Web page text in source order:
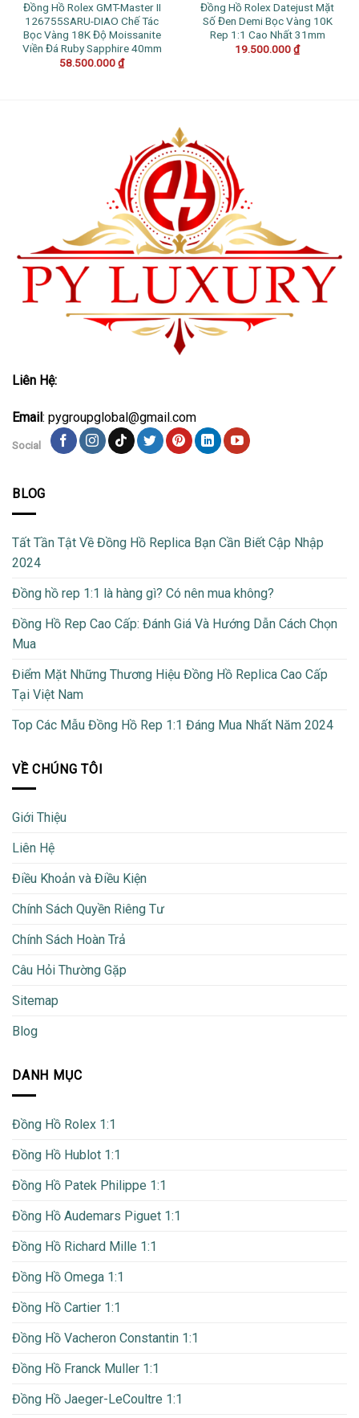
Đồng Hồ Rolex GMT-Master II
126755SARU-DIAO Chế Tác
Bọc Vàng 18K Độ Moissanite
Viền Đá Ruby Sapphire 40mm
58.500.000₫
Đồng Hồ Rolex Datejust Mặt
Số Đen Demi Bọc Vàng 10K
Rep 1:1 Cao Nhất 31mm
19.500.000₫
Liên Hệ:
Email: pygroupglobal@gmail.com
Social
BLOG
Tất Tần Tật Về Đồng Hồ Replica Bạn Cần Biết Cập Nhập
2024
Đồng hồ rep 1:1 là hàng gì? Có nên mua không?
Đồng Hồ Rep Cao Cấp: Đánh Giá Và Hướng Dẫn Cách Chọn
Mua
Điểm Mặt Những Thương Hiệu Đồng Hồ Replica Cao Cấp
Tại Việt Nam
Top Các Mẫu Đồng Hồ Rep 1:1 Đáng Mua Nhất Năm 2024
VỀ CHÚNG TÔI
Giới Thiệu
Liên Hệ
Điều Khoản và Điều Kiện
Chính Sách Quyền Riêng Tư
Chính Sách Hoàn Trả
Câu Hỏi Thường Gặp
Sitemap
Blog
DANH MỤC
Đồng Hồ Rolex 1:1
Đồng Hồ Hublot 1:1
Đồng Hồ Patek Philippe 1:1
Đồng Hồ Audemars Piguet 1:1
Đồng Hồ Richard Mille 1:1
Đồng Hồ Omega 1:1
Đồng Hồ Cartier 1:1
Đồng Hồ Vacheron Constantin 1:1
Đồng Hồ Franck Muller 1:1
Đồng Hồ Jaeger-LeCoultre 1:1